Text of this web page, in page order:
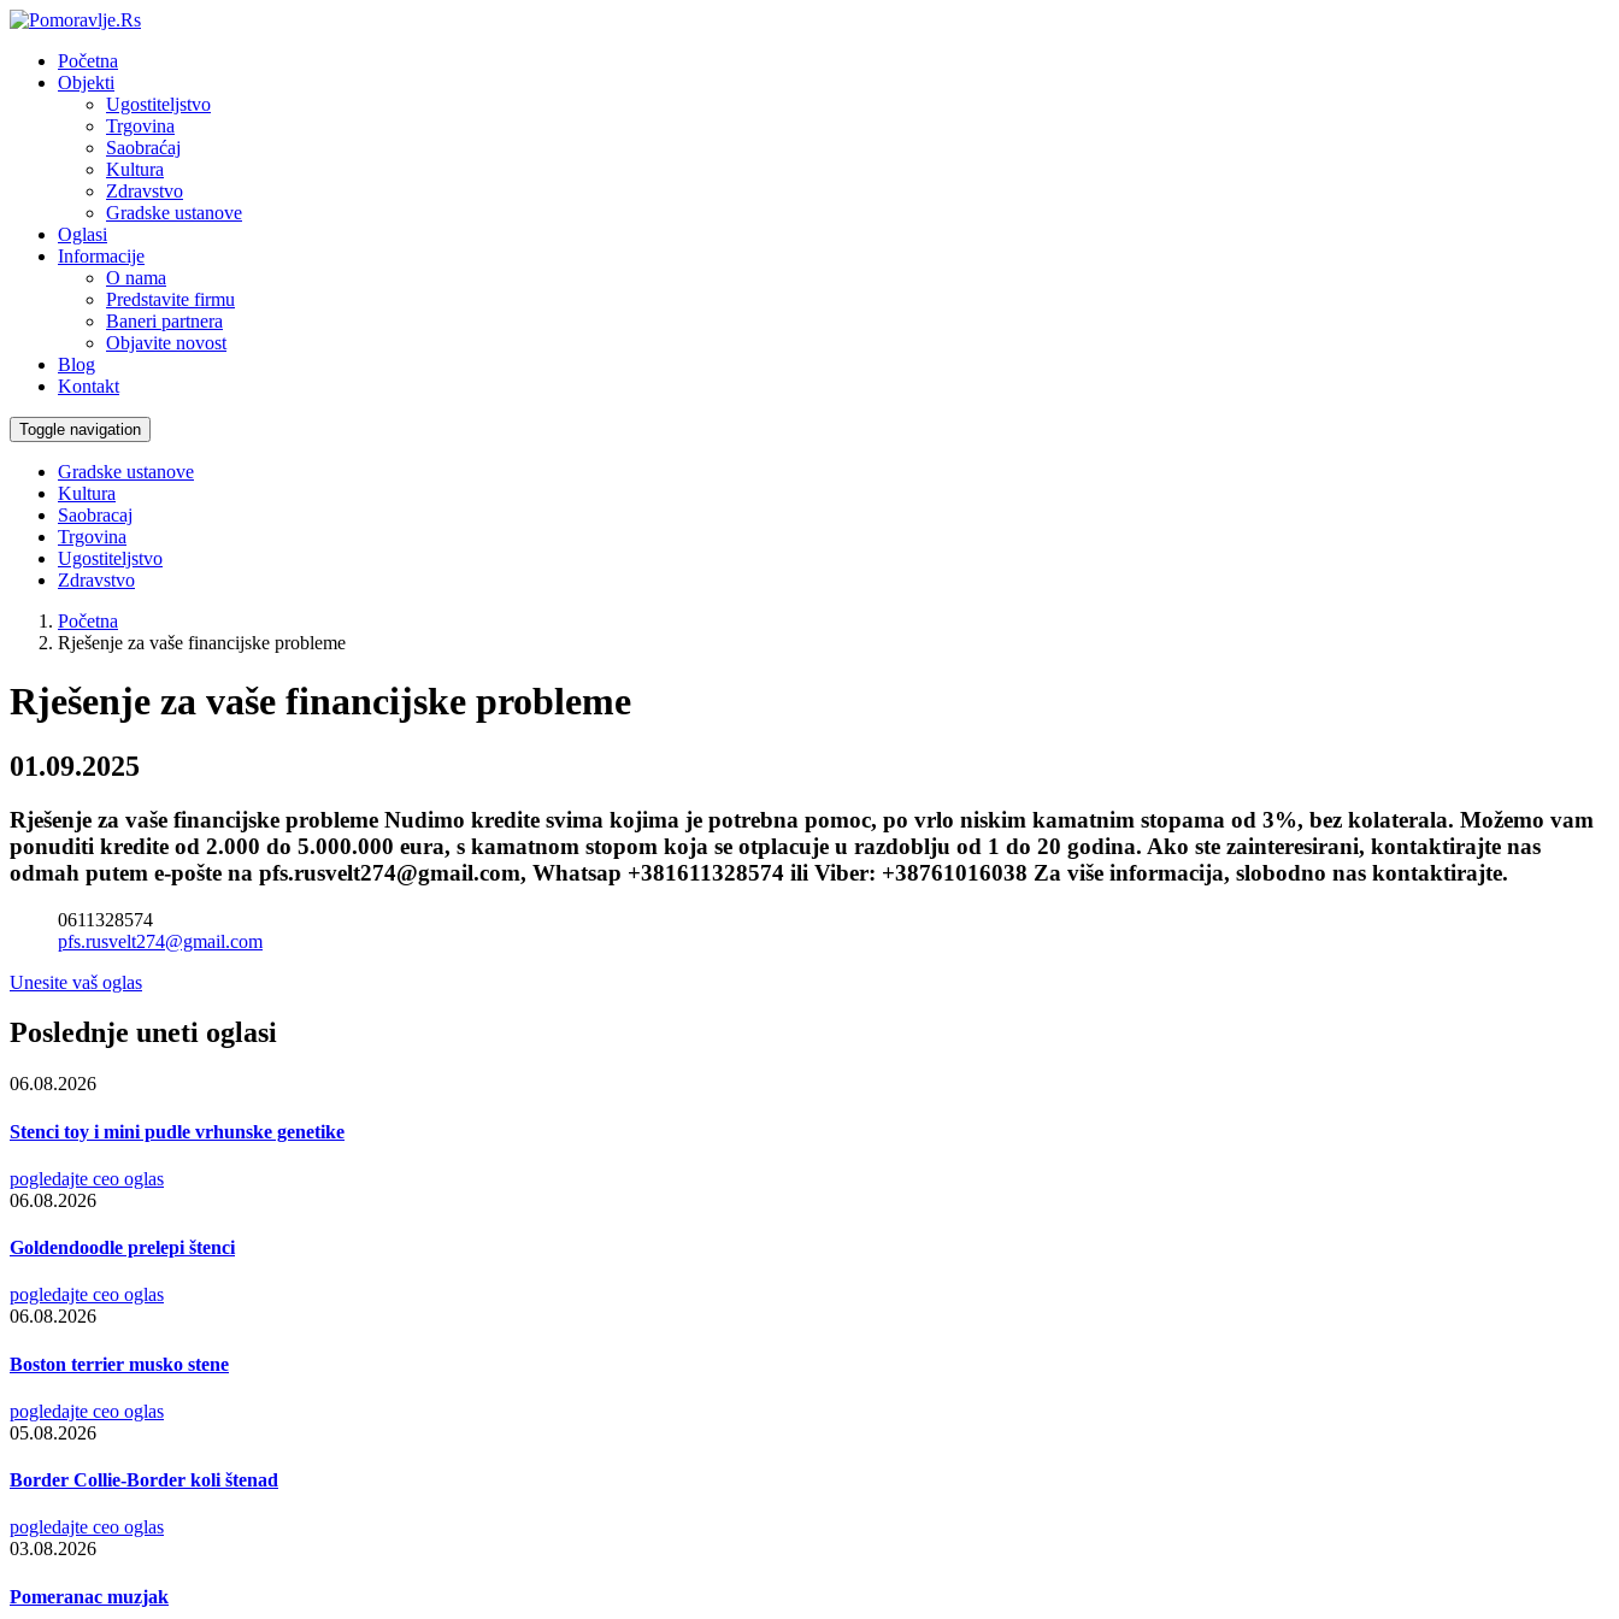
Početna
Objekti
Ugostiteljstvo
Trgovina
Saobraćaj
Kultura
Zdravstvo
Gradske ustanove
Oglasi
Informacije
O nama
Predstavite firmu
Baneri partnera
Objavite novost
Blog
Kontakt
Toggle navigation
Gradske ustanove
Kultura
Saobracaj
Trgovina
Ugostiteljstvo
Zdravstvo
Početna
Rješenje za vaše financijske probleme
Rješenje za vaše financijske probleme
01.09.2025
Rješenje za vaše financijske probleme Nudimo kredite svima kojima je potrebna pomoc, po vrlo niskim kamatnim stopama od 3%, bez kolaterala. Možemo vam
ponuditi kredite od 2.000 do 5.000.000 eura, s kamatnom stopom koja se otplacuje u razdoblju od 1 do 20 godina. Ako ste zainteresirani, kontaktirajte nas
odmah putem e-pošte na pfs.rusvelt274@gmail.com, Whatsap +381611328574 ili Viber: +38761016038 Za više informacija, slobodno nas kontaktirajte.
0611328574
pfs.rusvelt274@gmail.com
Unesite vaš oglas
Poslednje uneti oglasi
06.08.2026
Stenci toy i mini pudle vrhunske genetike
pogledajte ceo oglas
06.08.2026
Goldendoodle prelepi štenci
pogledajte ceo oglas
06.08.2026
Boston terrier musko stene
pogledajte ceo oglas
05.08.2026
Border Collie-Border koli štenad
pogledajte ceo oglas
03.08.2026
Pomeranac muzjak